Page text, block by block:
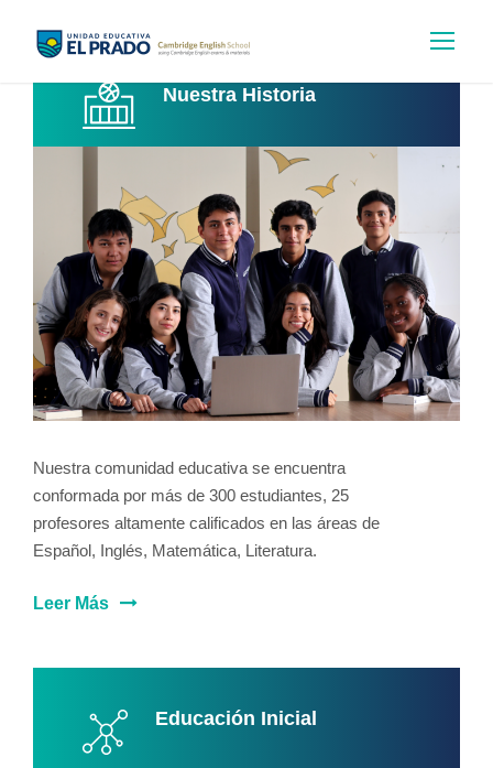
Nuestra Historia
Nuestra comunidad educativa se encuentra
conformada por más de 300 estudiantes, 25
profesores altamente calificados en las áreas de
Español, Inglés, Matemática, Literatura.
Leer Más
Educación Inicial